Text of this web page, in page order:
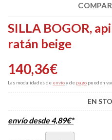
SILLA BOGOR,
ratán beige
140,36€
Las modalidades de envíoy de pago pueden
EN
envío desde4,89€*